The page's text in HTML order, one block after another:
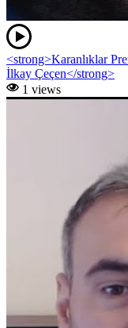
<strong>Karanlıklar
İlkay Çeçen</strong>
1 views